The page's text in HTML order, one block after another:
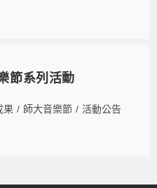
節系列活動
果 / 師大音樂節 / 活動公告